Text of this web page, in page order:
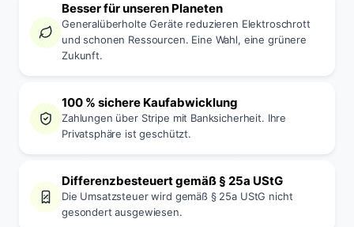
Besser für unseren Planeten
Generalüberholte Geräte reduzieren Elektroschrott
und schonen Ressourcen. Eine Wahl, eine grünere
Zukunft.
100 % sichere Kaufabwicklung
Zahlungen über Stripe mit Banksicherheit. Ihre
Privatsphäre ist geschützt.
Differenzbesteuert gemäß § 25a UStG
Die Umsatzsteuer wird gemäß § 25a UStG nicht
gesondert ausgewiesen.